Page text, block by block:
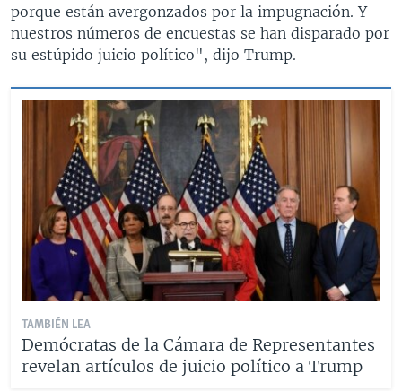
porque están avergonzados por la impugnación. Y
nuestros números de encuestas se han disparado por
su estúpido juicio político", dijo Trump.
TAMBIÉN LEA
Demócratas de la Cámara de Representantes
revelan artículos de juicio político a Trump